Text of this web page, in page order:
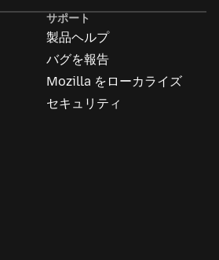
サポート
製品ヘルプ
バグを報告
Mozilla をローカライズ
セキュリティ